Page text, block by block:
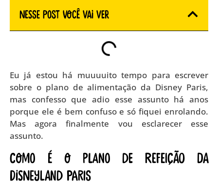
Nesse Post você vai ver
Eu já estou há muuuuito tempo para escrever
sobre o plano de alimentação da Disney Paris,
mas confesso que adio esse assunto há anos
porque ele é bem confuso e só fiquei enrolando.
Mas agora finalmente vou esclarecer esse
assunto.
Como é o plano de refeição da
Disneyland Paris